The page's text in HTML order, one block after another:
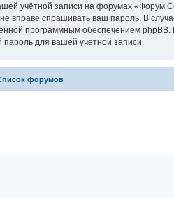
учётной записи на форумах «Форум
вправе спрашивать ваш пароль. В
программным обеспечением
пароль для вашей учётной записи.
форумов